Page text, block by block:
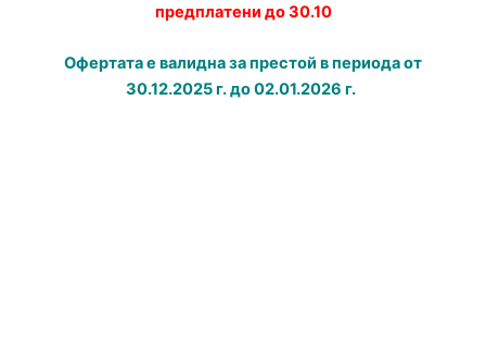
предплатени до 30.10
Офертата е валидна за престой в периода от
30.12.2025 г. до 02.01.2026 г.